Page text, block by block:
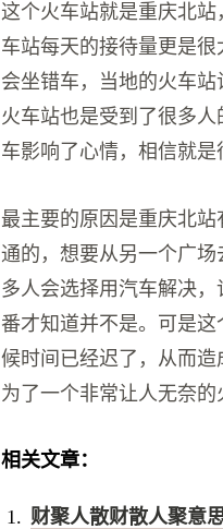
这个火车站就是重庆北
车站每天的接待量更是
会坐错车，当地的火车
火车站也是受到了很多
车影响了心情，相信就是
最主要的原因是重庆北
通的，想要从另一个广
多人会选择用汽车解决
番才知道并不是。可是
候时间已经迟了，从而
为了一个非常让人无奈的
相关文章：
财聚人散财散人聚意